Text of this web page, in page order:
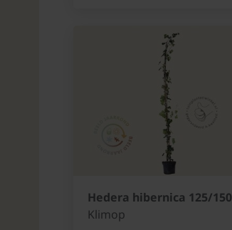
Hedera hibernica 125/150
Klimop